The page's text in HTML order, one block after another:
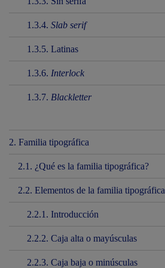
1.3.4. Slab serif
1.3.5. Latinas
1.3.6. Interlock
1.3.7. Blackletter
2. Familia tipográfica
2.1. ¿Qué es la familia tipográfica?
2.2. Elementos de la familia tipográfica
2.2.1. Introducción
2.2.2. Caja alta o mayúsculas
2.2.3. Caja baja o minúsculas